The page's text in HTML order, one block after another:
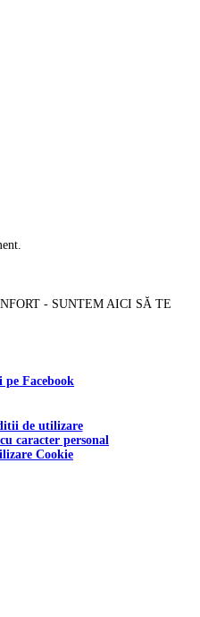
- SUNTEM AICI SĂ TE
Facebook
de utilizare
caracter personal
Cookie